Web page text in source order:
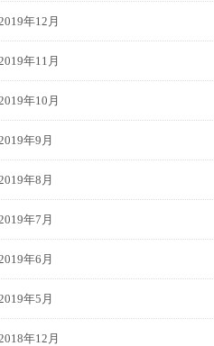
年12月
年11月
年10月
年9月
年8月
年7月
年6月
年5月
年12月